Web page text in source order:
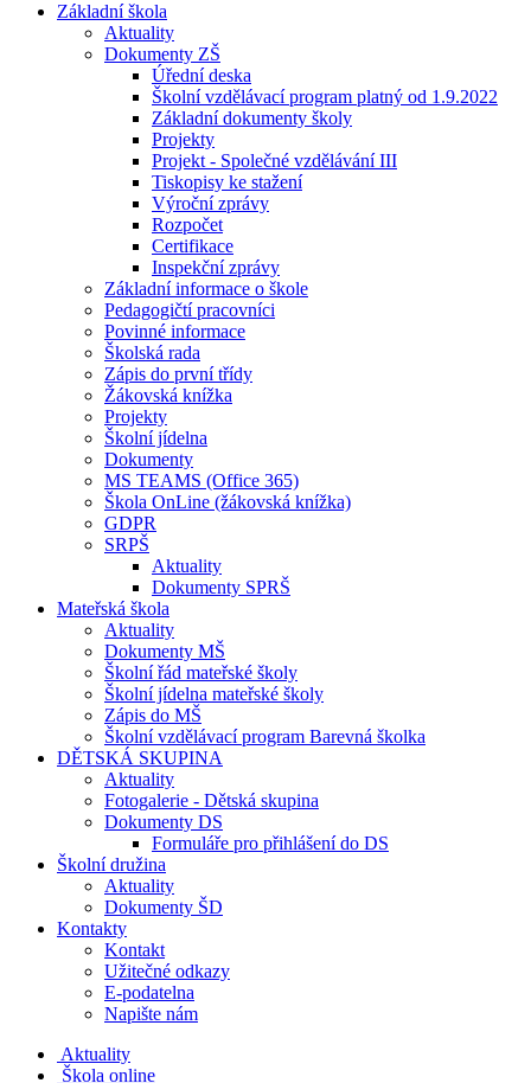
Základní škola
Aktuality
Dokumenty ZŠ
Úřední deska
Školní vzdělávací program platný od 1.9.2022
Základní dokumenty školy
Projekty
Projekt - Společné vzdělávání III
Tiskopisy ke stažení
Výroční zprávy
Rozpočet
Certifikace
Inspekční zprávy
Základní informace o škole
Pedagogičtí pracovníci
Povinné informace
Školská rada
Zápis do první třídy
Žákovská knížka
Projekty
Školní jídelna
Dokumenty
MS TEAMS (Office 365)
Škola OnLine (žákovská knížka)
GDPR
SRPŠ
Aktuality
Dokumenty SPRŠ
Mateřská škola
Aktuality
Dokumenty MŠ
Školní řád mateřské školy
Školní jídelna mateřské školy
Zápis do MŠ
Školní vzdělávací program Barevná školka
DĚTSKÁ SKUPINA
Aktuality
Fotogalerie - Dětská skupina
Dokumenty DS
Formuláře pro přihlášení do DS
Školní družina
Aktuality
Dokumenty ŠD
Kontakty
Kontakt
Užitečné odkazy
E-podatelna
Napište nám
Aktuality
Škola online